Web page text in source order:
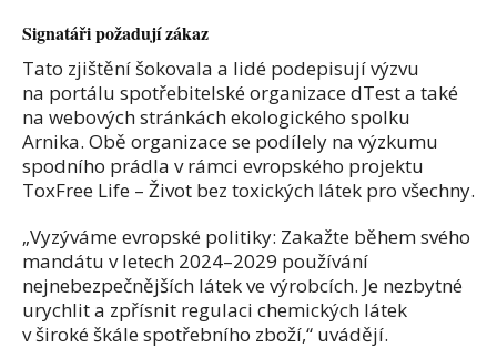
Signatáři požadují zákaz
Tato zjištění šokovala a lidé podepisují výzvu
na portálu spotřebitelské organizace dTest a také
na webových stránkách ekologického spolku
Arnika. Obě organizace se podílely na výzkumu
spodního prádla v rámci evropského projektu
ToxFree Life – Život bez toxických látek pro všechny.
„Vyzýváme evropské politiky: Zakažte během svého
mandátu v letech 2024–2029 používání
nejnebezpečnějších látek ve výrobcích. Je nezbytné
urychlit a zpřísnit regulaci chemických látek
v široké škále spotřebního zboží,“ uvádějí.